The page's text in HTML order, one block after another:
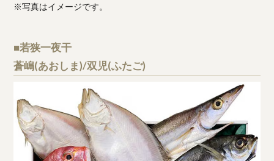
※写真はイメージです。
■若狭一夜干
蒼嶋(あおしま)/双児(ふたご)